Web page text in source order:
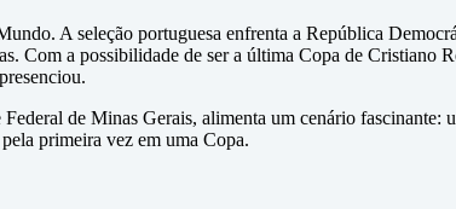
A seleção portuguesa enfrenta a República
Com a possibilidade de ser a última Copa de Cristiano
de Minas Gerais, alimenta um cenário fascinante:
primeira vez em uma Copa.